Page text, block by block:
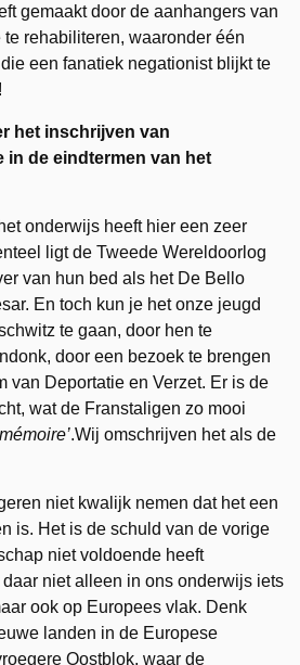
gemaakt door de aanhangers van
rehabiliteren, waaronder één
een fanatiek negationist blijkt te
het inschrijven van
in de eindtermen van het
onderwijs heeft hier een zeer
ligt de Tweede Wereldoorlog
van hun bed als het De Bello
En toch kun je het onze jeugd
te gaan, door hen te
door een bezoek te brengen
van Deportatie en Verzet. Er is de
wat de Franstaligen zo mooi
.Wij omschrijven het als de
niet kwalijk nemen dat het een
is. Het is de schuld van de vorige
niet voldoende heeft
niet alleen in ons onderwijs iets
ook op Europees vlak. Denk
landen in de Europese
Oostblok, waar de